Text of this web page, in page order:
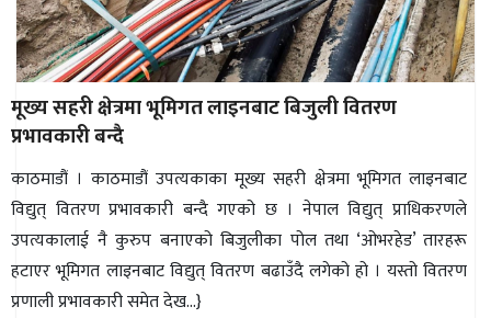
मूख्य सहरी क्षेत्रमा भूमिगत लाइनबाट बिजुली वितरण
प्रभावकारी बन्दै
काठमाडौं । काठमाडौं उपत्यकाका मूख्य सहरी क्षेत्रमा भूमिगत लाइनबाट
विद्युत् वितरण प्रभावकारी बन्दै गएको छ । नेपाल विद्युत् प्राधिकरणले
उपत्यकालाई नै कुरुप बनाएको बिजुलीका पोल तथा ‘ओभरहेड’ तारहरू
हटाएर भूमिगत लाइनबाट विद्युत् वितरण बढाउँदै लगेको हो । यस्तो वितरण
प्रणाली प्रभावकारी समेत देख...}